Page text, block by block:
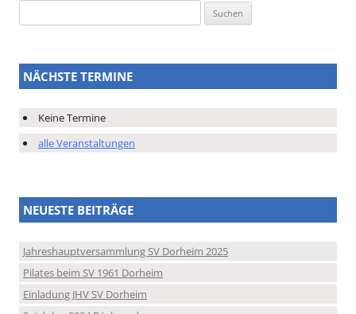
nach:
NÄCHSTE TERMINE
Keine Termine
alle Veranstaltungen
NEUESTE BEITRÄGE
Jahreshauptversammlung SV Dorheim 2025
Pilates beim SV 1961 Dorheim
Einladung JHV SV Dorheim